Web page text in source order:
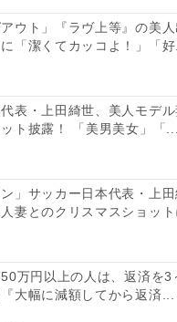
アウト」『ラヴ上等』の美
「潔くてカッコよ！」「
表・上田綺世、美人モデル
ト披露！ 「美男美女」「...
ン」サッカー日本代表・上
妻とのクリスマスショッ
万円以上の人は、返済を3
大幅に減額してから返済...